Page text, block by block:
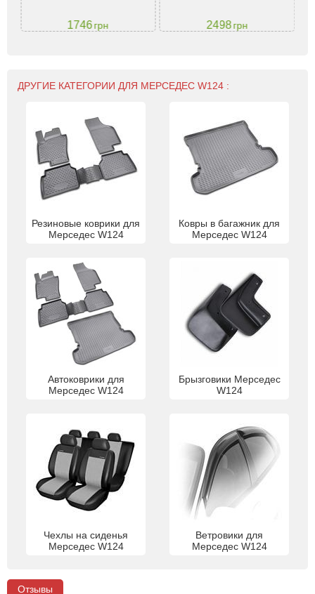
1746грн 2498грн
ДРУГИЕ КАТЕГОРИИ ДЛЯ МЕРСЕДЕС W124 :
Резиновые коврики для
Мерседес W124
Ковры в багажник для
Мерседес W124
Автоковрики для
Мерседес W124
Брызговики Мерседес
W124
Чехлы на сиденья
Мерседес W124
Ветровики для
Мерседес W124
Отзывы